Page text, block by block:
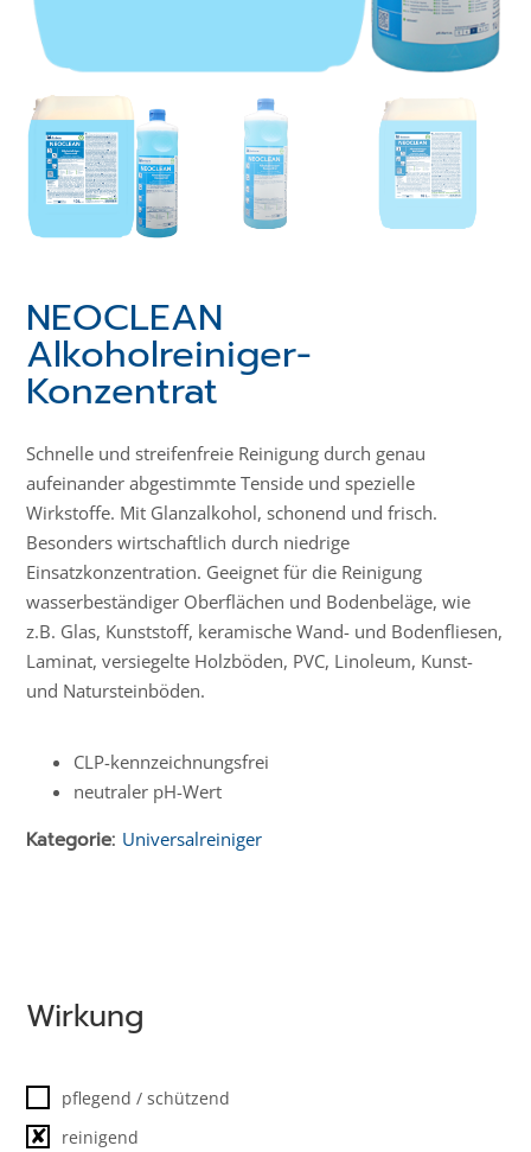
NEOCLEAN
Alkoholreiniger-
Konzentrat
Schnelle und streifenfreie Reinigung durch genau
aufeinander abgestimmte Tenside und spezielle
Wirkstoffe. Mit Glanzalkohol, schonend und frisch.
Besonders wirtschaftlich durch niedrige
Einsatzkonzentration. Geeignet für die Reinigung
wasserbeständiger Oberflächen und Bodenbeläge, wie
z.B. Glas, Kunststoff, keramische Wand- und Bodenfliesen,
Laminat, versiegelte Holzböden, PVC, Linoleum, Kunst-
und Natursteinböden.
CLP-kenn­zeich­­nungs­frei
neutraler pH-Wert
Kategorie: Universalreiniger
Wirkung
pflegend / schützend
✘
reinigend